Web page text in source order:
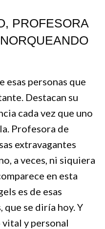
PROFESORA
esas personas que
Destacan su
cada vez que uno
Profesora de
extravagantes
a veces, ni siquiera
en esta
es de esas
se diría hoy. Y
y personal